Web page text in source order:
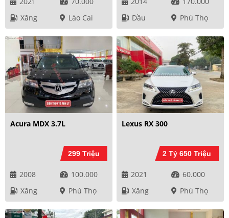
Xăng
Lào Cai
Dầu
Phú Thọ
Acura MDX 3.7L
299 Triệu
2008
100.000
Xăng
Phú Thọ
Lexus RX 300
2 Tỷ 650 Triệu
2021
60.000
Xăng
Phú Thọ